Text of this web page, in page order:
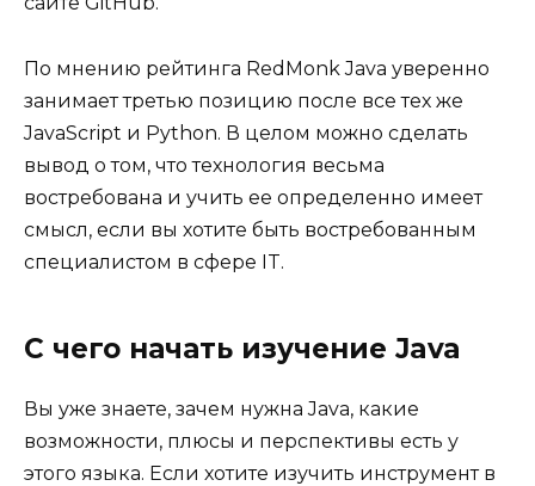
По мнению рейтинга RedMonk Java уверенно
занимает третью позицию после все тех же
JavaScript и Python. В целом можно сделать
вывод о том, что технология весьма
востребована и учить ее определенно имеет
смысл, если вы хотите быть востребованным
специалистом в сфере IT.
С чего начать изучение Java
Вы уже знаете, зачем нужна Java, какие
возможности, плюсы и перспективы есть у
этого языка. Если хотите изучить инструмент в